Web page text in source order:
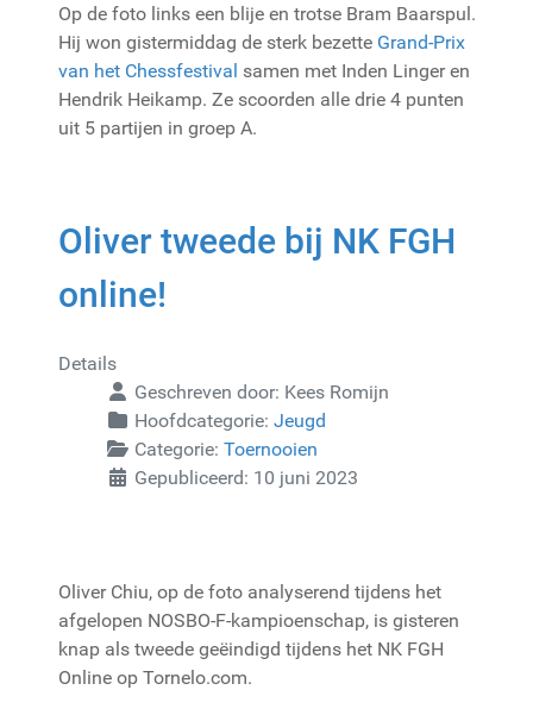
Op de foto links een blije en trotse Bram Baarspul.
Hij won gistermiddag de sterk bezette Grand-Prix
van het Chessfestival samen met Inden Linger en
Hendrik Heikamp. Ze scoorden alle drie 4 punten
uit 5 partijen in groep A.
Oliver tweede bij NK FGH
online!
Details
Geschreven door: Kees Romijn
Hoofdcategorie: Jeugd
Categorie: Toernooien
Gepubliceerd: 10 juni 2023
Oliver Chiu, op de foto analyserend tijdens het
afgelopen NOSBO-F-kampioenschap, is gisteren
knap als tweede geëindigd tijdens het NK FGH
Online op Tornelo.com.